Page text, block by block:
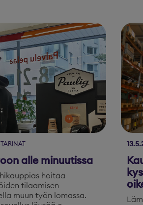
alle minuutissa
hoitaa
tilaamisen
muun työn lomassa.